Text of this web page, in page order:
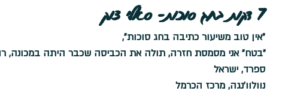
7 דקות בחג סוכות- סאלי צוק
"אין טוב משיעור כתיבה בחג סוכות",
"בטח" אני מסמסת חזרה, תולה את הכביסה שכבר היתה במכונה,
ספרד, ישראל
נוולוו'נגה, מרכז הכרמל